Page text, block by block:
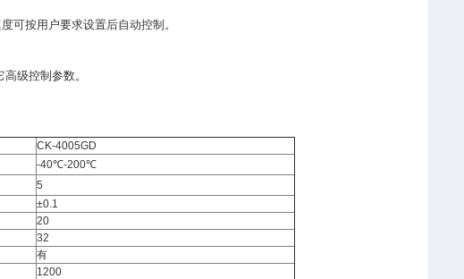
可按用户要求设置后自动控制。
级控制参数。
CK-4005GD
-40℃-200℃
5
±0.1
20
32
有
1200